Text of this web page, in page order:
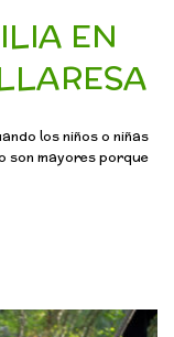
EN
los niños o niñas
son mayores porque